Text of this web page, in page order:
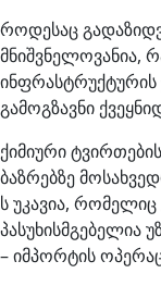
როდესაც
მნიშვნელოვანია,
ინფრასტრუქტურის
გამოგზავნი
ქიმიური
ბაზრებზე
ს უკავია,
პასუხისმგებელია
– იმპორტის